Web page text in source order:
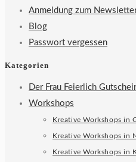
Anmeldung zum
Blog
Passwort vergessen
Kategorien
Der Frau Feierlich
Workshops
Kreative Workshops in
Kreative Workshops in
Kreative Workshops in